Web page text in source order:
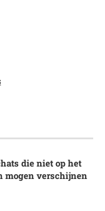
die niet op het
mogen verschijnen